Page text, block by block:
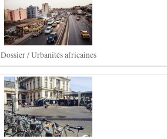
Dossier / Urbanités africaines